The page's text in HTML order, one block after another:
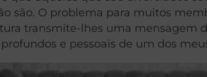
são. O problema para muitos
transmite-lhes uma mensagem
e pessoais de um dos